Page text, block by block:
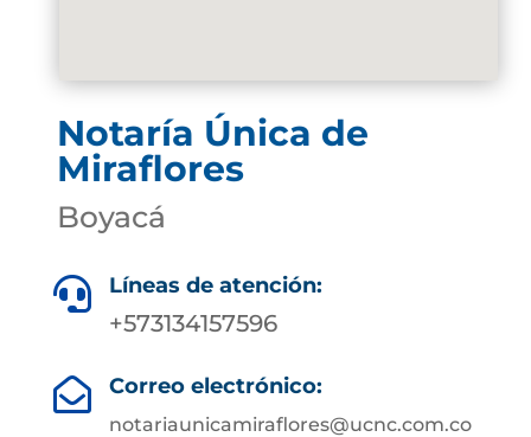
Notaría Única de
Miraflores
Boyacá
 Líneas de atención:
+573134157596
 Correo electrónico:
notariaunicamiraflores@ucnc.com.co